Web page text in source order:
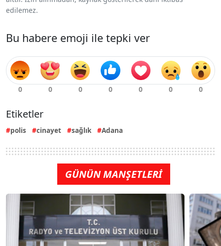
edilemez.
Bu habere emoji ile tepki ver
Etiketler
polis cinayet sağlık Adana
GÜNÜN MANŞETLERİ